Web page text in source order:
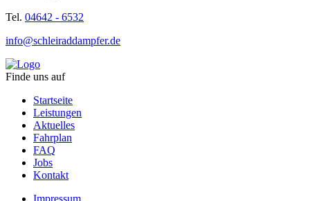
Tel. 04642 - 6532
info@schleiraddampfer.de
Finde uns auf
Startseite
Leistungen
Aktuelles
Fahrplan
FAQ
Jobs
Kontakt
Impressum